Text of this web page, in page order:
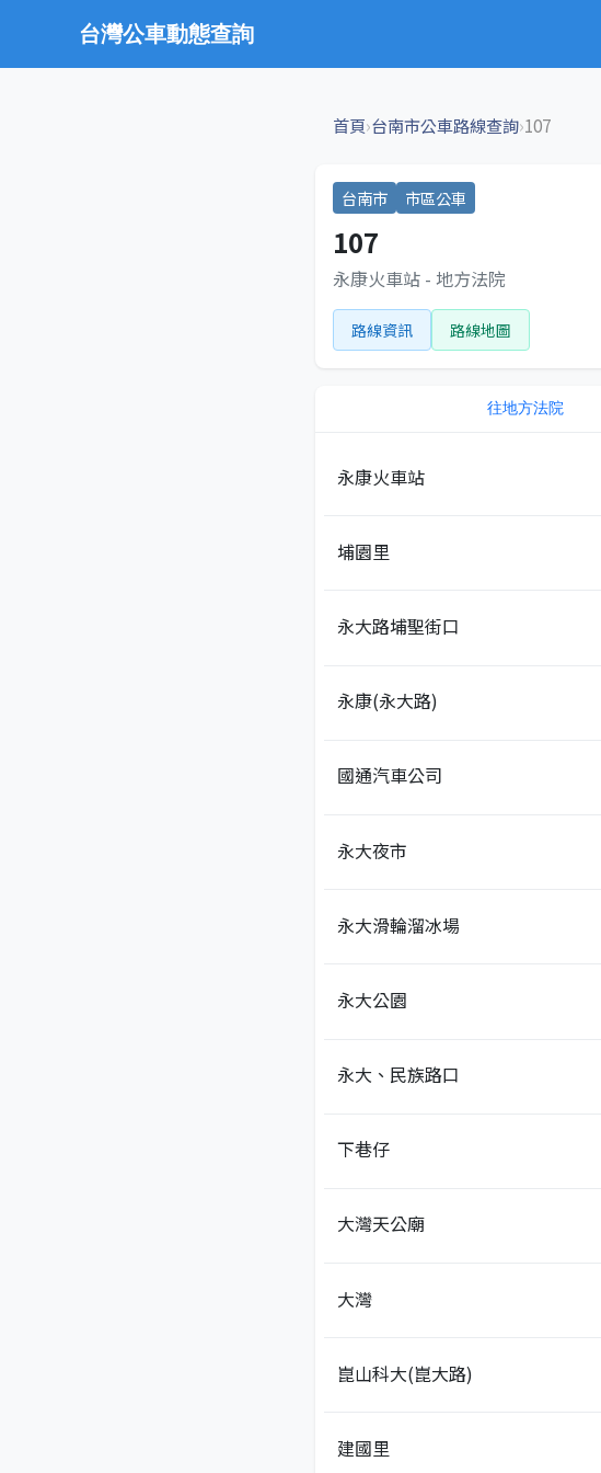
台灣公車動態查詢
首頁›台南市公車路線查詢›107
台南市 市區公車
107
永康火車站 - 地方法院
路線資訊 路線地圖
往地方法院
永康火車站
埔園里
永大路埔聖街口
永康(永大路)
國通汽車公司
永大夜市
永大滑輪溜冰場
永大公園
永大、民族路口
下巷仔
大灣天公廟
大灣
崑山科大(崑大路)
建國里